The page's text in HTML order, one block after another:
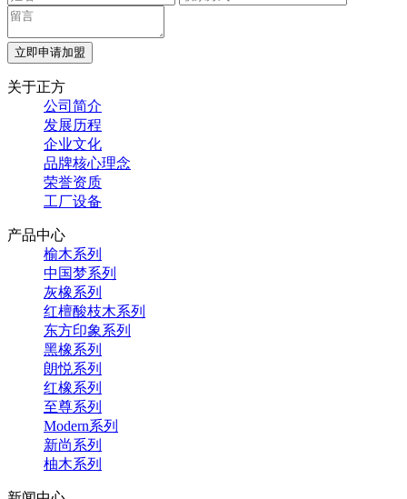
立即申请加盟
关于正方
公司简介
发展历程
企业文化
品牌核心理念
荣誉资质
工厂设备
产品中心
榆木系列
中国梦系列
灰橡系列
红檀酸枝木系列
东方印象系列
黑橡系列
朗悦系列
红橡系列
至尊系列
Modern系列
新尚系列
柚木系列